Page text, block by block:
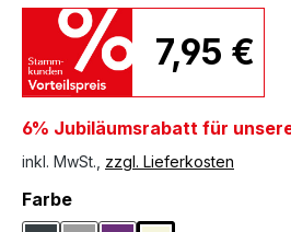
7,95 €
6% Jubiläumsrabatt für
inkl. MwSt., zzgl. Lieferkosten
Farbeauswählen